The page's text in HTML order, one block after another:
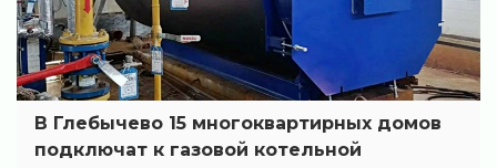
В Глебычево 15 многоквартирных домов
подключат к газовой котельной